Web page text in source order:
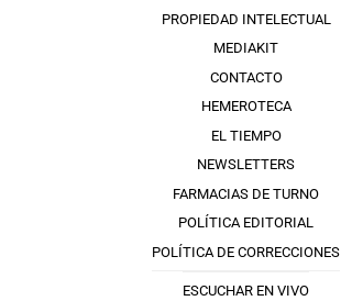
PROPIEDAD INTELECTUAL
MEDIAKIT
CONTACTO
HEMEROTECA
EL TIEMPO
NEWSLETTERS
FARMACIAS DE TURNO
POLÍTICA EDITORIAL
POLÍTICA DE CORRECCIONES
ESCUCHAR EN VIVO